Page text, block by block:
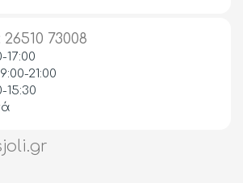
26510 73008
17:00
21:00
15:30